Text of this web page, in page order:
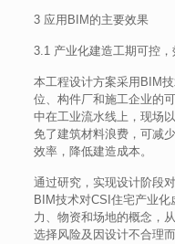
3 应用BIM的主要效果
3.1 产业化建造工期可控
本工程设计方案采用BIM
位、构件厂和施工企业的
中在工业流水线上，现场
免了建筑材料浪费，可减
效率，降低建造成本。
通过研究，实现设计阶段
BIM技术对CSI住宅产业
力、物资和场地的概念，
选择风险及因设计不合理